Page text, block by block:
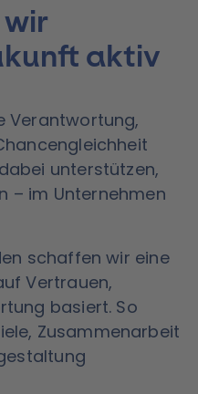
aktiv
Verantwortung,
unterstützen,
– im Unternehmen
schaffen wir eine
Vertrauen,
basiert. So
Zusammenarbeit